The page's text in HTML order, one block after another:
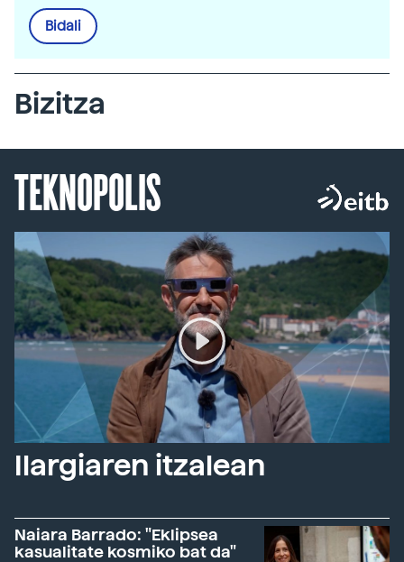
Bidali
Bizitza
TEKNOPOLIS
Ilargiaren itzalean
Naiara Barrado: "Eklipsea
kasualitate kosmiko bat da"